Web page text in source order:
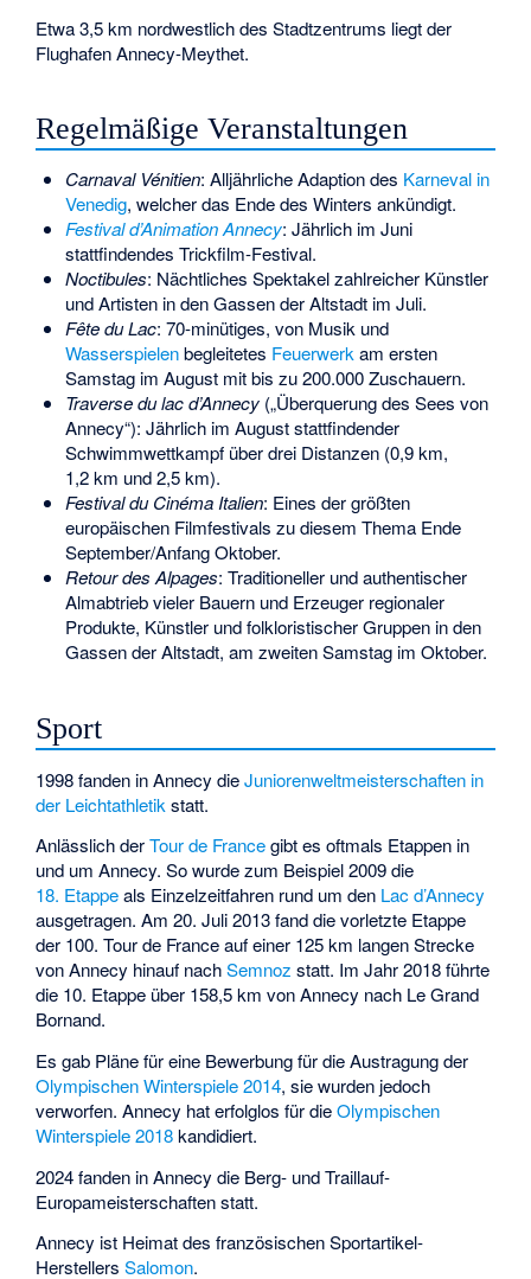
Etwa 3,5 km nordwestlich des Stadtzentrums liegt der
Flughafen Annecy-Meythet.
Regelmäßige Veranstaltungen
Carnaval Vénitien: Alljährliche Adaption des Karneval in
Venedig, welcher das Ende des Winters ankündigt.
Festival d’Animation Annecy: Jährlich im Juni
stattfindendes Trickfilm-Festival.
Noctibules: Nächtliches Spektakel zahlreicher Künstler
und Artisten in den Gassen der Altstadt im Juli.
Fête du Lac: 70-minütiges, von Musik und
Wasserspielenbegleitetes Feuerwerkam ersten
Samstag im August mit bis zu 200.000 Zuschauern.
Traverse du lac d’Annecy(„Überquerung des Sees von
Annecy“): Jährlich im August stattfindender
Schwimmwettkampf über drei Distanzen (0,9 km,
1,2 km und 2,5 km).
Festival du Cinéma Italien: Eines der größten
europäischen Filmfestivals zu diesem Thema Ende
September/Anfang Oktober.
Retour des Alpages: Traditioneller und authentischer
Almabtrieb vieler Bauern und Erzeuger regionaler
Produkte, Künstler und folkloristischer Gruppen in den
Gassen der Altstadt, am zweiten Samstag im Oktober.
Sport
1998 fanden in Annecy dieJuniorenweltmeisterschaften in
der Leichtathletik statt.
Anlässlich derTour de Francegibt es oftmals Etappen in
und um Annecy. So wurde zum Beispiel 2009 die
18. Etappeals Einzelzeitfahren rund um den Lac d’Annecy
ausgetragen. Am 20. Juli 2013 fand die vorletzte Etappe
der 100. Tour de France auf einer 125 km langen Strecke
von Annecy hinauf nachSemnoz statt. Im Jahr 2018 führte
die 10. Etappe über 158,5 km von Annecy nach Le Grand
Bornand.
Es gab Pläne für eine Bewerbung für die Austragung der
Olympischen Winterspiele 2014, sie wurden jedoch
verworfen. Annecy hat erfolglos für dieOlympischen
Winterspiele 2018kandidiert.
2024 fanden in Annecy die Berg- und Traillauf-
Europameisterschaftenstatt.
Annecy ist Heimat des französischen Sportartikel-
HerstellersSalomon.